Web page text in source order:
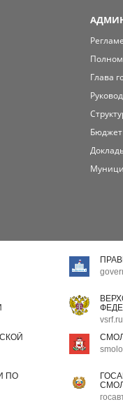
Глава
Бюджет
vsrf.ru
ПО